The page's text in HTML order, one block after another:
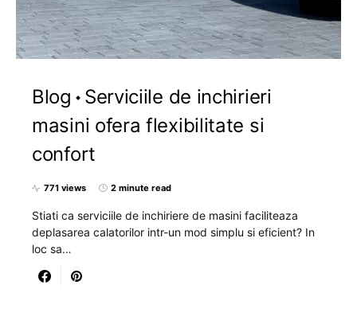
Blog
Serviciile de inchirieri
masini ofera flexibilitate si
confort
771 views 2 minute read
Stiati ca serviciile de inchiriere de masini faciliteaza
deplasarea calatorilor intr-un mod simplu si eficient? In
loc sa…